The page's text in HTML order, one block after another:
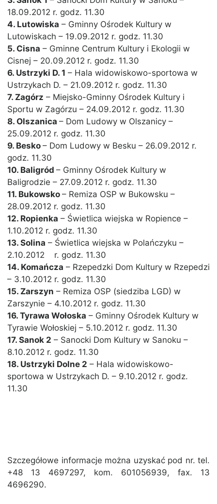
18.09.2012 r. godz. 11.30
4. Lutowiska – Gminny Ośrodek Kultury w
Lutowiskach – 19.09.2012 r. godz. 11.30
5. Cisna – Gminne Centrum Kultury i Ekologii w
Cisnej – 20.09.2012 r. godz. 11.30
6. Ustrzyki D. 1 – Hala widowiskowo-sportowa w
Ustrzykach D. – 21.09.2012 r. godz. 11.30
7. Zagórz – Miejsko-Gminny Ośrodek Kultury i
Sportu w Zagórzu – 24.09.2012 r. godz. 11.30
8. Olszanica – Dom Ludowy w Olszanicy –
25.09.2012 r. godz. 11.30
9. Besko – Dom Ludowy w Besku – 26.09.2012 r.
godz. 11.30
10. Baligród – Gminny Ośrodek Kultury w
Baligrodzie – 27.09.2012 r. godz. 11.30
11. Bukowsko – Remiza OSP w Bukowsku –
28.09.2012 r. godz. 11.30
12. Ropienka – Świetlica wiejska w Ropience –
1.10.2012 r. godz. 11.30
13. Solina – Świetlica wiejska w Polańczyku –
2.10.2012 r. godz. 11.30
14. Komańcza – Rzepedzki Dom Kultury w Rzepedzi
– 3.10.2012 r. godz. 11.30
15. Zarszyn – Remiza OSP (siedziba LGD) w
Zarszynie – 4.10.2012 r. godz. 11.30
16. Tyrawa Wołoska – Gminny Ośrodek Kultury w
Tyrawie Wołoskiej – 5.10.2012 r. godz. 11.30
17. Sanok 2 – Sanocki Dom Kultury w Sanoku –
8.10.2012 r. godz. 11.30
18. Ustrzyki Dolne 2 – Hala widowiskowo-
sportowa w Ustrzykach D. – 9.10.2012 r. godz.
11.30
Szczegółowe informacje można uzyskać pod nr. tel.
+48 13 4697297, kom. 601056939, fax. 13
4696290.